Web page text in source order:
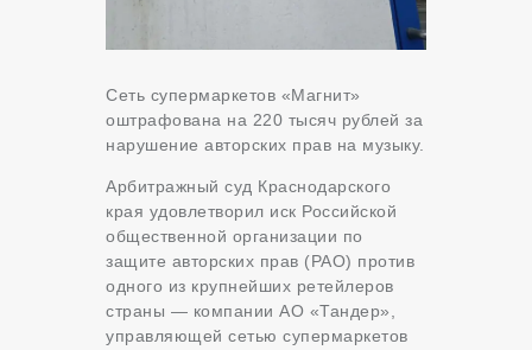
Сеть супермаркетов «Магнит»
оштрафована на 220 тысяч рублей за
нарушение авторских прав на музыку.
Арбитражный суд Краснодарского
края удовлетворил иск Российской
общественной организации по
защите авторских прав (РАО) против
одного из крупнейших ретейлеров
страны — компании АО «Тандер»,
управляющей сетью супермаркетов